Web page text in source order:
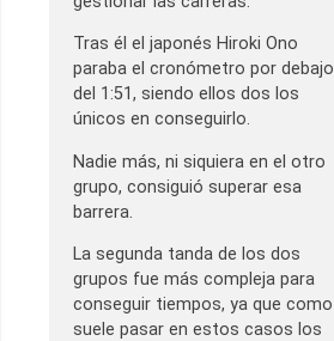
Tras él el japonés Hiroki Ono
paraba el cronómetro por debajo
del 1:51, siendo ellos dos los
únicos en conseguirlo.
Nadie más, ni siquiera en el otro
grupo, consiguió superar esa
barrera.
La segunda tanda de los dos
grupos fue más compleja para
conseguir tiempos, ya que como
suele pasar en estos casos los